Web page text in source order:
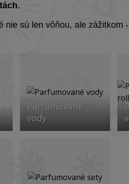
.
nie sú len vôňou, ale zážitkom
Parfumované
vody